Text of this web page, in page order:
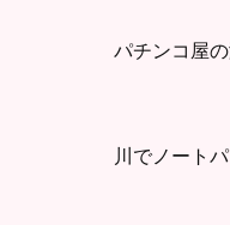
パチンコ屋
川でノート